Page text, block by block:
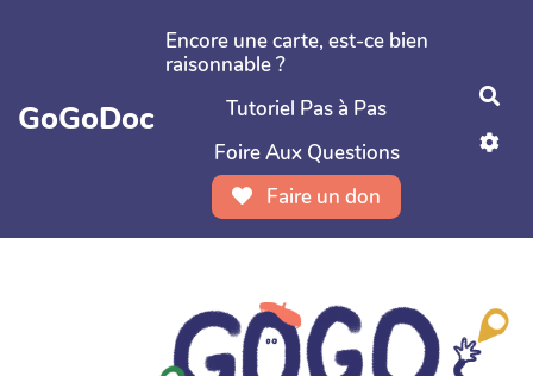
Aller au contenu principal
GoGoDoc
Encore une carte, est-ce bien
raisonnable ?
Tutoriel Pas à Pas
Foire Aux Questions
Faire un don